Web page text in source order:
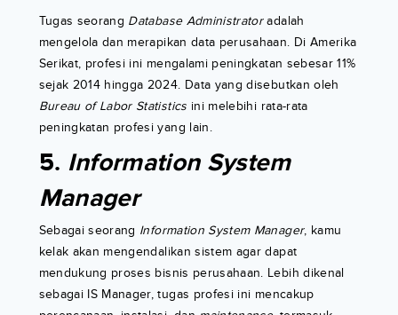
Tugas seorang Database Administratoradalah
mengelola dan merapikan data perusahaan. Di Amerika
Serikat, profesi ini mengalami peningkatan sebesar 11%
sejak 2014 hingga 2024. Data yang disebutkan oleh
Bureau of Labor Statistics ini melebihi rata-rata
peningkatan profesi yang lain.
5. Information System
Manager
Sebagai seorang Information System Manager, kamu
kelak akan mengendalikan sistem agar dapat
mendukung proses bisnis perusahaan. Lebih dikenal
sebagai IS Manager, tugas profesi ini mencakup